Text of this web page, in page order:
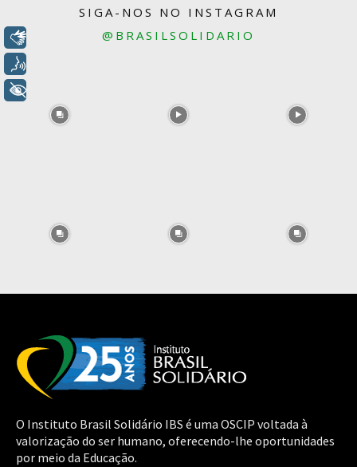
SIGA-NOS NO INSTAGRAM
@BRASILSOLIDARIO
O Instituto Brasil Solidário IBS é uma OSCIP voltada à
valorização do ser humano, oferecendo-lhe oportunidades
por meio da Educação.